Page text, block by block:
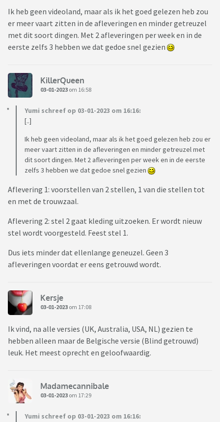
Ik heb geen videoland, maar als ik het goed gelezen heb zou
er meer vaart zitten in de afleveringen en minder getreuzel
met dit soort dingen. Met 2 afleveringen per week en in de
eerste zelfs 3 hebben we dat gedoe snel gezien
KillerQueen
03-01-2023 om 16:58
Yumi schreef op 03-01-2023 om 16:16:
[..]
Ik heb geen videoland, maar als ik het goed gelezen heb zou er
meer vaart zitten in de afleveringen en minder getreuzel met
dit soort dingen. Met 2 afleveringen per week en in de eerste
zelfs 3 hebben we dat gedoe snel gezien
Aflevering 1: voorstellen van 2 stellen, 1 van die stellen tot
en met de trouwzaal.
Aflevering 2: stel 2 gaat kleding uitzoeken. Er wordt nieuw
stel wordt voorgesteld. Feest stel 1.
Dus iets minder dat ellenlange geneuzel. Geen 3
afleveringen voordat er eens getrouwd wordt.
Kersje
03-01-2023 om 17:08
Ik vind, na alle versies (UK, Australia, USA, NL) gezien te
hebben alleen maar de Belgische versie (Blind getrouwd)
leuk. Het meest oprecht en geloofwaardig.
Madamecannibale
03-01-2023 om 17:29
Yumi schreef op 03-01-2023 om 16:16: